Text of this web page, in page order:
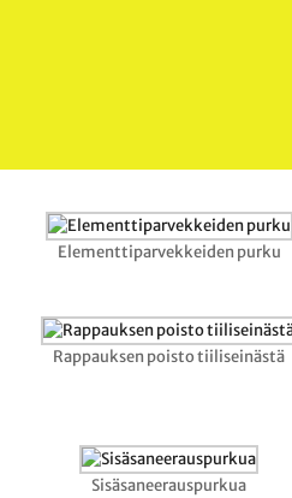
Elementtiparvekkeiden purku
Rappauksen poisto tiiliseinästä
Sisäsaneerauspurkua